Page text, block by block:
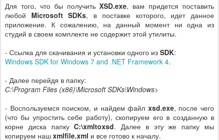
Для того, что бы получитьXSD.exe, вам придется поставить
любой Microsoft SDKs, в поставке которого, идет данное
приложение. К сожалению, на данный момент ни одна из
студий в своем комплекте не содержит этой утилиты.
- Ссылка для скачивания и установки одного из SDK:
Windows SDK for Windows 7 and .NET Framework 4.
- Далее перейдя в папку:
C:\Program Files (x86)\Microsoft SDKs\Windows>
- Воспользуемся поиском, и найдем файл xsd.exe, после чего
(что бы упростить себе работу), скопируем его в созданную в
корне диска папкуC:\xmltoxsd. Далее в эту же папку мы
копируем наш xmlfile.xml и все готово к началу.